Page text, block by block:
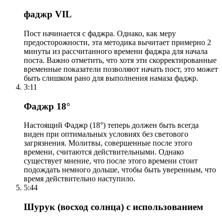
фаджр VIL
Пост начинается с фаджра. Однако, как меру
предосторожности, эта методика вычитает примерно 2
минуты из рассчитанного времени фаджра для начала
поста. Важно отметить, что хотя эти скорректированные
временные показатели позволяют начать пост, это может
быть слишком рано для выполнения намаза фаджр.
3:11
Фаджр 18°
Настоящий Фаджр (18°) теперь должен быть всегда
виден при оптимальных условиях без светового
загрязнения. Молитвы, совершенные после этого
времени, считаются действительными. Однако
существует мнение, что после этого времени стоит
подождать немного дольше, чтобы быть уверенным, что
время действительно наступило.
5:44
Шурук (восход солнца) с использованием